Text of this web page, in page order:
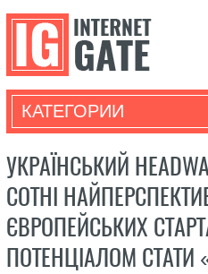
КАТЕГОРИИ
УКРАЇНСЬКИЙ
СОТНІ
ЄВРОПЕЙСЬКИХ
ПОТЕНЦІАЛОМ